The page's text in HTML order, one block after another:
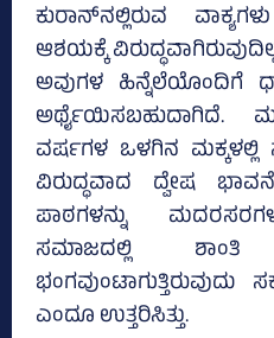
ಕುರಾನ್‌ನಲ್ಲಿರುವ
ಆಶಯಕ್ಕೆ
ಅವುಗಳ ಹಿನ್ನೆಲೆಯೊಂದಿಗೆ
ಅರ್ಥೈಯಿಸಬಹುದಾಗಿದೆ.
ವರ್ಷಗಳ ಒಳಗಿನ
ವಿರುದ್ಧವಾದ ದ್ವೇ‍ಷ
ಪಾಠಗಳನ್ನು
ಸಮಾಜದಲ್ಲಿ ಶಾಂತಿ
ಎಂದೂ ಉತ್ತರಿಸಿತ್ತು.